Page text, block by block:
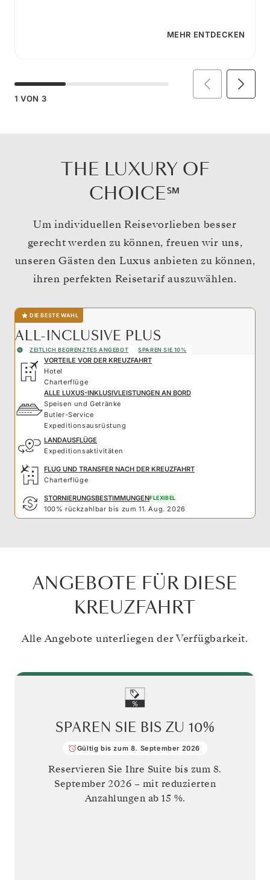
MEHR ENTDECKEN
1 VON 3
THE LUXURY OF
CHOICE℠
Um individuellen Reisevorlieben besser
gerecht werden zu können, freuen wir uns,
unseren Gästen den Luxus anbieten zu können,
ihren perfekten Reisetarif auszuwählen.
DIE BESTE WAHL
ALL-INCLUSIVE PLUS
ZEITLICH BEGRENZTES ANGEBOT SPAREN SIE 10%
VORTEILE VOR DER KREUZFAHRT
Hotel
Charterflüge
ALLE LUXUS-INKLUSIVLEISTUNGEN AN BORD
Speisen und Getränke
Butler-Service
Expeditionsausrüstung
LANDAUSFLÜGE
Expeditionsaktivitäten
FLUG UND TRANSFER NACH DER KREUZFAHRT
Charterflüge
STORNIERUNGSBESTIMMUNGENFLEXIBEL
100% rückzahlbar bis zum 11. Aug. 2026
ANGEBOTE FÜR DIESE
KREUZFAHRT
Alle Angebote unterliegen der Verfügbarkeit.
SPAREN SIE BIS ZU 10%
Gültig bis zum 8. September 2026
Reservieren Sie Ihre Suite bis zum 8.
September 2026 – mit reduzierten
Anzahlungen ab 15 %.